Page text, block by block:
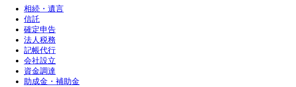
相続・遺言
信託
確定申告
法人税務
記帳代行
会社設立
資金調達
助成金・補助金